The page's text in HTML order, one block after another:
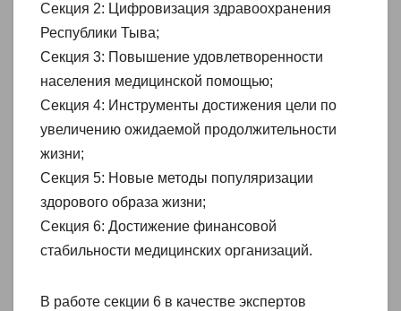
Секция 2: Цифровизация здравоохранения
Республики Тыва;
Секция 3: Повышение удовлетворенности
населения медицинской помощью;
Секция 4: Инструменты достижения цели по
увеличению ожидаемой продолжительности
жизни;
Секция 5: Новые методы популяризации
здорового образа жизни;
Секция 6: Достижение финансовой
стабильности медицинских организаций.
В работе секции 6 в качестве экспертов